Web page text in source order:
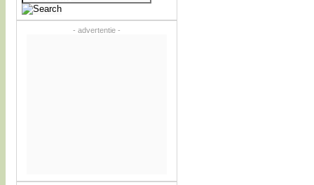
- advertentie -